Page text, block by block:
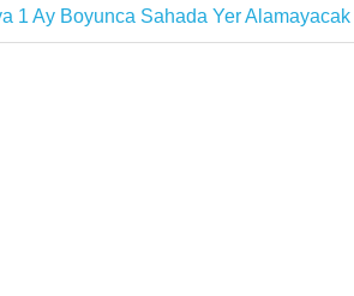
1 Ay Boyunca Sahada Yer Alamayacak